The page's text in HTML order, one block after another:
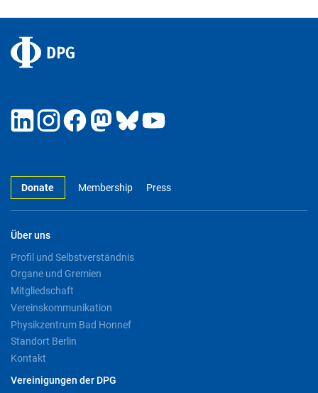
Donate Membership Press
Über uns
Profil und Selbstverständnis
Organe und Gremien
Mitgliedschaft
Vereinskommunikation
Physikzentrum Bad Honnef
Standort Berlin
Kontakt
Vereinigungen der DPG